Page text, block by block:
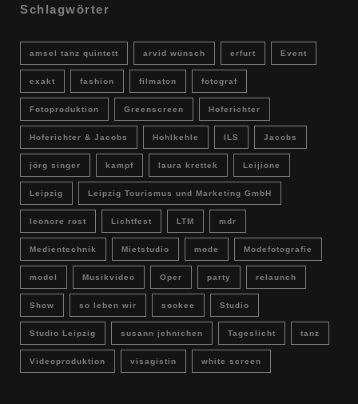
Schlagwörter
amsel tanz quintett arvid wünsch erfurt Event
exakt fashion filmaton fotograf
Fotoproduktion Greenscreen Hoferichter
Hoferichter & Jacobs Hohlkehle ILS Jacobs
jörg singer kampf laura krettek Leijione
Leipzig Leipzig Tourismus und Marketing GmbH
leonore rost Lichtfest LTM mdr
Medientechnik Mietstudio mode Modefotografie
model Musikvideo Oper party relaunch
Show so leben wir sookee Studio
Studio Leipzig susann jehnichen Tageslicht tanz
Videoproduktion visagistin white screen